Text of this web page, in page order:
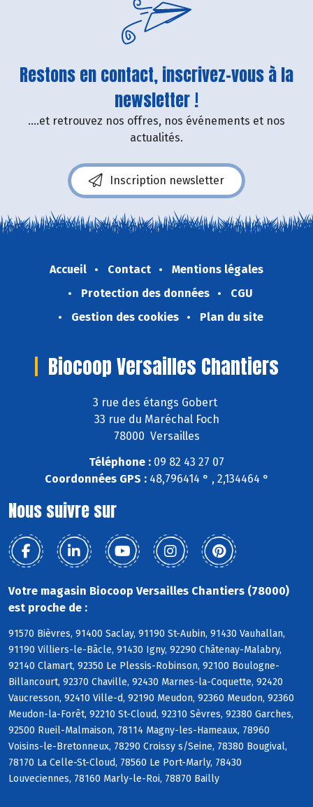
Restons en contact, inscrivez-vous à la
newsletter !
....et retrouvez nos offres, nos événements et nos
actualités.
Inscription newsletter
Accueil Contact
Mentions légales
Protection des données
CGU
Gestion des cookies
Plan du site
Biocoop Versailles Chantiers
3 rue des étangs Gobert
33 rue du Maréchal Foch
78000 Versailles
Téléphone : 09 82 43 27 07
Coordonnées GPS :48,796414 ° , 2,134464 °
Nous suivre sur
Votre magasin Biocoop Versailles Chantiers (78000)
est proche de :
91570 Bièvres, 91400 Saclay, 91190 St-Aubin, 91430 Vauhallan,
91190 Villiers-le-Bâcle, 91430 Igny, 92290 Châtenay-Malabry,
92140 Clamart, 92350 Le Plessis-Robinson, 92100 Boulogne-
Billancourt, 92370 Chaville, 92430 Marnes-la-Coquette, 92420
Vaucresson, 92410 Ville-d, 92190 Meudon, 92360 Meudon, 92360
Meudon-la-Forêt, 92210 St-Cloud, 92310 Sèvres, 92380 Garches,
92500 Rueil-Malmaison, 78114 Magny-les-Hameaux, 78960
Voisins-le-Bretonneux, 78290 Croissy s/Seine, 78380 Bougival,
78170 La Celle-St-Cloud, 78560 Le Port-Marly, 78430
Louveciennes, 78160 Marly-le-Roi, 78870 Bailly